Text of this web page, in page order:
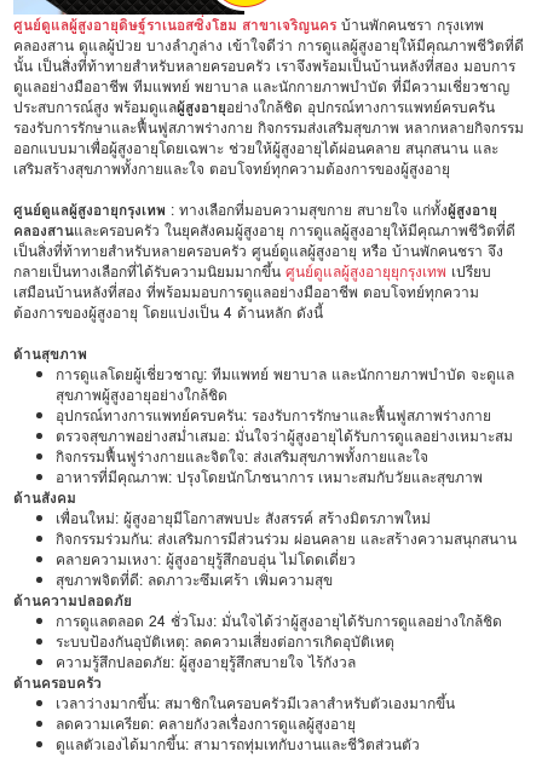
ศูนย์ดูแลผู้สูงอายุดิษฐ์ราเนอสซิ่งโฮม สาขาเจริญนครบ้านพักคนชรา กรุงเทพ
คลองสาน ดูแลผู้ป่วย บางลำภูล่าง เข้าใจดีว่า การดูแลผู้สูงอายุให้มีคุณภาพชีวิตที่ดี
นั้น เป็นสิ่งที่ท้าทายสำหรับหลายครอบครัว เราจึงพร้อมเป็นบ้านหลังที่สอง มอบการ
ดูแลอย่างมืออาชีพ ทีมแพทย์ พยาบาล และนักกายภาพบำบัด ที่มีความเชี่ยวชาญ
ประสบการณ์สูง พร้อมดูแลผู้สูงอายุอย่างใกล้ชิด อุปกรณ์ทางการแพทย์ครบครัน
รองรับการรักษาและฟื้นฟูสภาพร่างกาย กิจกรรมส่งเสริมสุขภาพ หลากหลายกิจกรรม
ออกแบบมาเพื่อผู้สูงอายุโดยเฉพาะ ช่วยให้ผู้สูงอายุได้ผ่อนคลาย สนุกสนาน และ
เสริมสร้างสุขภาพทั้งกายและใจ ตอบโจทย์ทุกความต้องการของผู้สูงอายุ
ศูนย์ดูแลผู้สูงอายุกรุงเทพ : ทางเลือกที่มอบความสุขกาย สบายใจ แก่ทั้งผู้สูงอายุ
คลองสานและครอบครัว ในยุคสังคมผู้สูงอายุ การดูแลผู้สูงอายุให้มีคุณภาพชีวิตที่ดี
เป็นสิ่งที่ท้าทายสำหรับหลายครอบครัว ศูนย์ดูแลผู้สูงอายุ หรือ บ้านพักคนชรา จึง
กลายเป็นทางเลือกที่ได้รับความนิยมมากขึ้นศูนย์ดูแลผู้สูงอายุยุกรุงเทพ เปรียบ
เสมือนบ้านหลังที่สอง ที่พร้อมมอบการดูแลอย่างมืออาชีพ ตอบโจทย์ทุกความ
ต้องการของผู้สูงอายุ โดยแบ่งเป็น 4 ด้านหลัก ดังนี้
ด้านสุขภาพ
การดูแลโดยผู้เชี่ยวชาญ: ทีมแพทย์ พยาบาล และนักกายภาพบำบัด จะดูแล
สุขภาพผู้สูงอายุอย่างใกล้ชิด
อุปกรณ์ทางการแพทย์ครบครัน: รองรับการรักษาและฟื้นฟูสภาพร่างกาย
ตรวจสุขภาพอย่างสม่ำเสมอ: มั่นใจว่าผู้สูงอายุได้รับการดูแลอย่างเหมาะสม
กิจกรรมฟื้นฟูร่างกายและจิตใจ: ส่งเสริมสุขภาพทั้งกายและใจ
อาหารที่มีคุณภาพ: ปรุงโดยนักโภชนาการ เหมาะสมกับวัยและสุขภาพ
ด้านสังคม
เพื่อนใหม่: ผู้สูงอายุมีโอกาสพบปะ สังสรรค์ สร้างมิตรภาพใหม่
กิจกรรมร่วมกัน: ส่งเสริมการมีส่วนร่วม ผ่อนคลาย และสร้างความสนุกสนาน
คลายความเหงา: ผู้สูงอายุรู้สึกอบอุ่น ไม่โดดเดี่ยว
สุขภาพจิตที่ดี: ลดภาวะซึมเศร้า เพิ่มความสุข
ด้านความปลอดภัย
การดูแลตลอด 24 ชั่วโมง: มั่นใจได้ว่าผู้สูงอายุได้รับการดูแลอย่างใกล้ชิด
ระบบป้องกันอุบัติเหตุ: ลดความเสี่ยงต่อการเกิดอุบัติเหตุ
ความรู้สึกปลอดภัย: ผู้สูงอายุรู้สึกสบายใจ ไร้กังวล
ด้านครอบครัว
เวลาว่างมากขึ้น: สมาชิกในครอบครัวมีเวลาสำหรับตัวเองมากขึ้น
ลดความเครียด: คลายกังวลเรื่องการดูแลผู้สูงอายุ
ดูแลตัวเองได้มากขึ้น: สามารถทุ่มเทกับงานและชีวิตส่วนตัว